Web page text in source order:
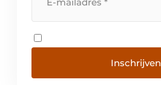
Inschrijven